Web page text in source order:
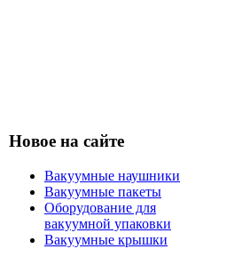
Новое на сайте
Вакуумные наушники
Вакуумные пакеты
Оборудование для
вакуумной упаковки
Вакуумные крышки